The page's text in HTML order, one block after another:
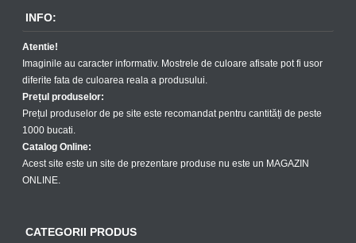
INFO:
Atentie!
Imaginile au caracter informativ. Mostrele de culoare afisate pot fi usor
diferite fata de culoarea reala a produsului.
Prețul produselor:
Prețul produselor de pe site este recomandat pentru cantități de peste
1000 bucati.
Catalog Online:
Acest site este un site de prezentare produse nu este un MAGAZIN
ONLINE.
CATEGORII PRODUS